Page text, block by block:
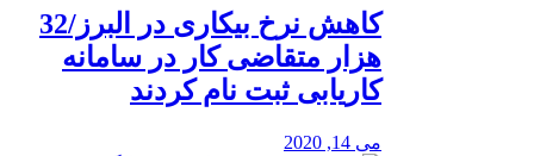
کاهش نرخ بیکاری در البرز/32
هزار متقاضی کار در سامانه
کاریابی ثبت نام کردند
می 14, 2020